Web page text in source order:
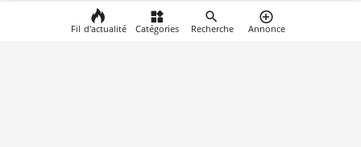
Fil d'actualité Catégories Recherche Annonce